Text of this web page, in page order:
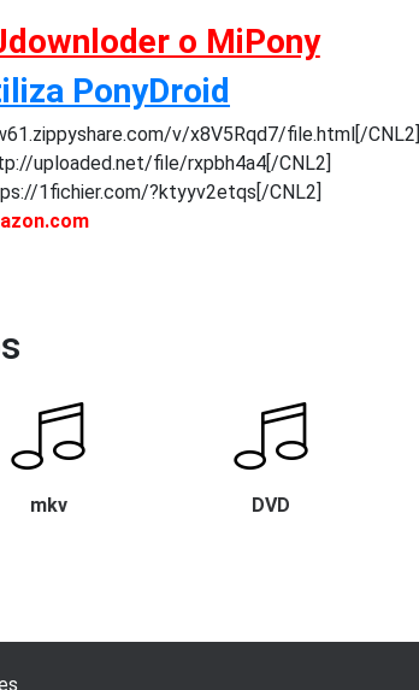
o MiPony
PonyDroid
v/x8V5Rqd7/file.html[/CNL2]
uploaded.net/file/rxpbh4a4[/CNL2]
1fichier.com/?ktyyv2etqs[/CNL2]
mkv DVD